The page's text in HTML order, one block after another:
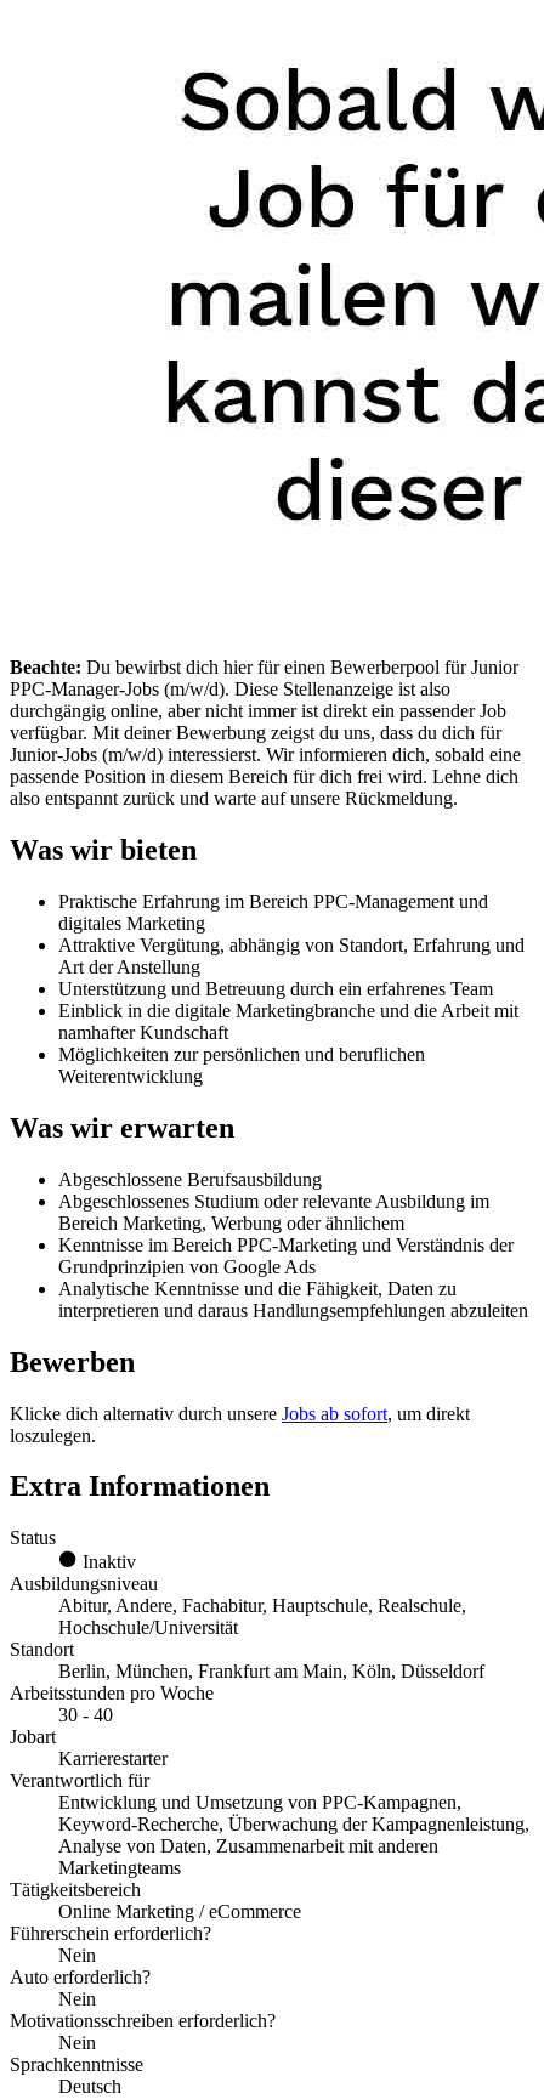
Beachte: Du bewirbst dich hier für einen Bewerberpool für Junior
PPC-Manager-Jobs (m/w/d). Diese Stellenanzeige ist also
durchgängig online, aber nicht immer ist direkt ein passender Job
verfügbar. Mit deiner Bewerbung zeigst du uns, dass du dich für
Junior-Jobs (m/w/d) interessierst. Wir informieren dich, sobald eine
passende Position in diesem Bereich für dich frei wird. Lehne dich
also entspannt zurück und warte auf unsere Rückmeldung.
Was wir bieten
Praktische Erfahrung im Bereich PPC-Management und
digitales Marketing
Attraktive Vergütung, abhängig von Standort, Erfahrung und
Art der Anstellung
Unterstützung und Betreuung durch ein erfahrenes Team
Einblick in die digitale Marketingbranche und die Arbeit mit
namhafter Kundschaft
Möglichkeiten zur persönlichen und beruflichen
Weiterentwicklung
Was wir erwarten
Abgeschlossene Berufsausbildung
Abgeschlossenes Studium oder relevante Ausbildung im
Bereich Marketing, Werbung oder ähnlichem
Kenntnisse im Bereich PPC-Marketing und Verständnis der
Grundprinzipien von Google Ads
Analytische Kenntnisse und die Fähigkeit, Daten zu
interpretieren und daraus Handlungsempfehlungen abzuleiten
Bewerben
Klicke dich alternativ durch unsere Jobs ab sofort, um direkt
loszulegen.
Extra Informationen
Status
Inaktiv
Ausbildungsniveau
Abitur, Andere, Fachabitur, Hauptschule, Realschule,
Hochschule/Universität
Standort
Berlin, München, Frankfurt am Main, Köln, Düsseldorf
Arbeitsstunden pro Woche
30 - 40
Jobart
Karrierestarter
Verantwortlich für
Entwicklung und Umsetzung von PPC-Kampagnen,
Keyword-Recherche, Überwachung der Kampagnenleistung,
Analyse von Daten, Zusammenarbeit mit anderen
Marketingteams
Tätigkeitsbereich
Online Marketing / eCommerce
Führerschein erforderlich?
Nein
Auto erforderlich?
Nein
Motivationsschreiben erforderlich?
Nein
Sprachkenntnisse
Deutsch